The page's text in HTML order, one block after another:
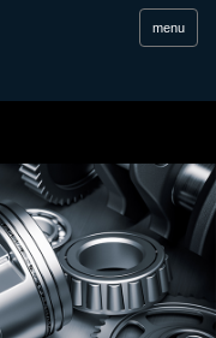
menu